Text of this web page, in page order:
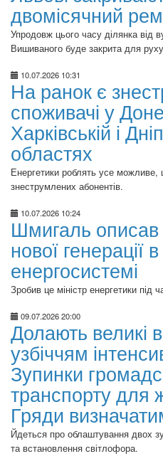
двомісячний
Упродовж цього часу ділянка від
Вишиваного буде закрита для
10.07.2026 10:31
На ранок є
споживачі у
Харківській і
областях
Енергетики роблять усе
знеструмлених абонентів.
10.07.2026 10:24
Шмигаль описав
нової генерації
енергосистемі
Зробив це міністр енергетики під
09.07.2026 20:00
Долають великі
узбіччям
Зупинки
транспорту для
Гряди
Йдеться про облаштування двох
та встановлення світлофора.